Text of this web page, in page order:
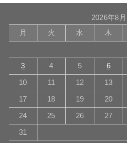
2026年8月
月
火 水 木
3 4 5 6
10 11 12 13
17 18 19 20
24 25 26 27
31